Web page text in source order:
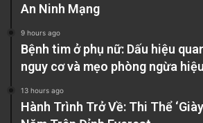
An Ninh Mạng
9 hours ago
Bệnh tim ở phụ nữ: Dấu hiệu
nguy cơ và mẹo phòng ngừa
13 hours ago
Hành Trình Trở Về: Thi Thể